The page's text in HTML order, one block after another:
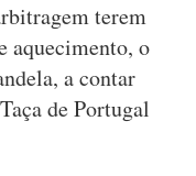
terem
aquecimento, o
a contar
de Portugal